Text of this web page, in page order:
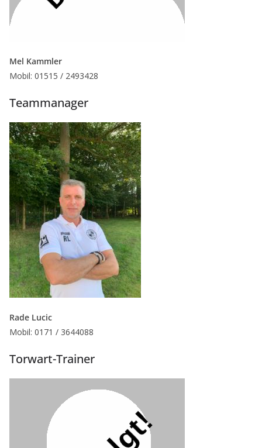
Mel Kammler
Mobil: 01515 / 2493428
Teammanager
Rade Lucic
Mobil: 0171 / 3644088
Torwart-Trainer